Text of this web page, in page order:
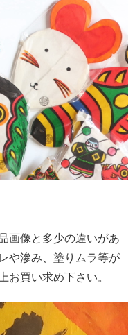
画像と多少の違いがあ
や滲み、塗りムラ等が
お買い求め下さい。